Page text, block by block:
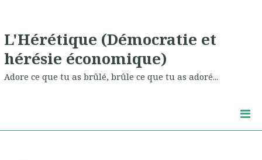
L'Hérétique (Démocratie et
hérésie économique)
Adore ce que tu as brûlé, brûle ce que tu as adoré...